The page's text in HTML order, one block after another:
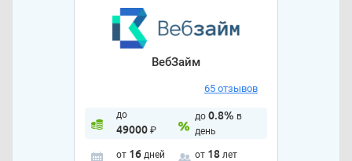
ВебЗайм
65 отзывов
до
49000₽
до 0.8% в
день
от 16 дней от 18 лет